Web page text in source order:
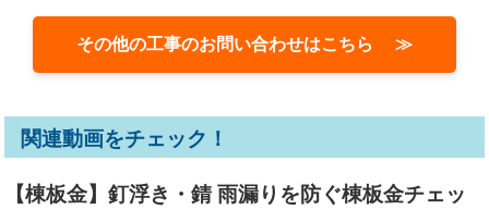
その他の工事のお問い合わせはこちら ≫
関連動画をチェック！
【棟板金】釘浮き・錆 雨漏りを防ぐ棟板金チェッ